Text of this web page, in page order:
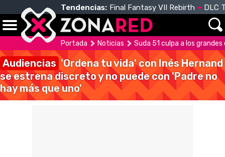
Tendencias: Final Fantasy VII Rebirth DLC
Portada Noticias Suda 51 culpa a los
Audiencias 'Ordena tu vida' con Inés Hernand
se estrena discreto y no puede con 'Padre no
hay más que uno'